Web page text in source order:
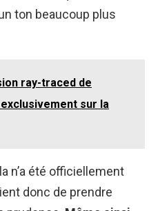
ton beaucoup plus
ray-traced de
sur la
n’a été officiellement
donc de prendre